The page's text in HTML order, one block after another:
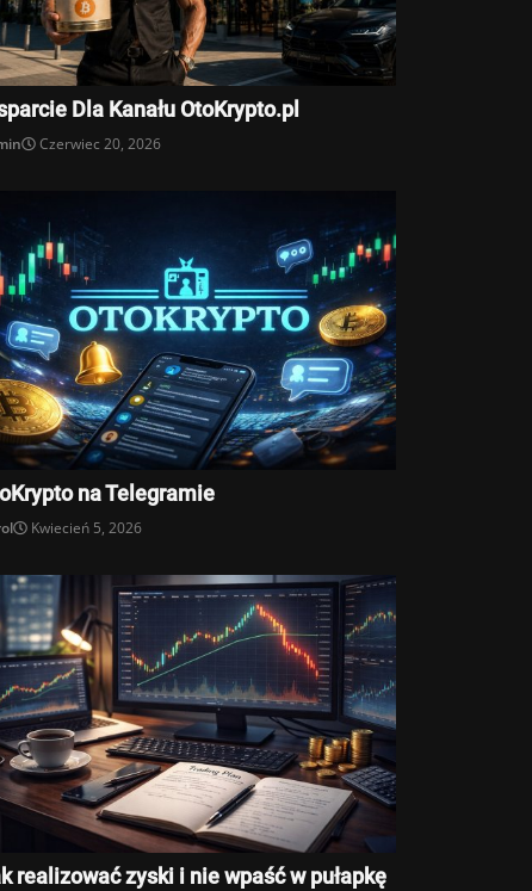
Dla Kanału OtoKrypto.pl
Czerwiec 20, 2026
na Telegramie
Kwiecień 5, 2026
realizować zyski i nie wpaść w pułapkę